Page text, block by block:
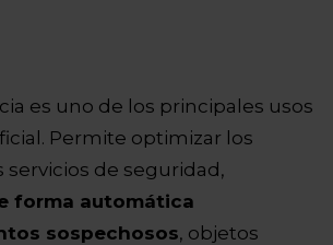
es uno de los principales usos
Permite optimizar los
servicios de seguridad,
forma automática
sospechosos, objetos